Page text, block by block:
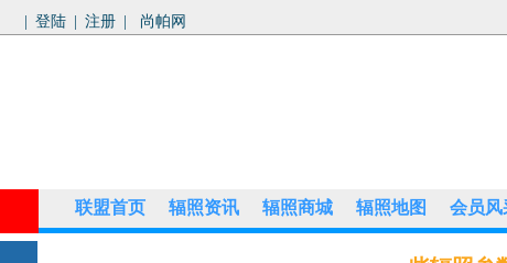
登陆 注册 尚帕网
联盟首页 辐照资讯 辐照商城 辐照地图 会员风